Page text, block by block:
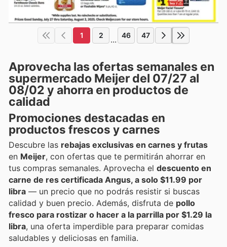
1 2 ... 46 47
Aprovecha las ofertas semanales en
supermercado Meijer del 07/27 al
08/02 y ahorra en productos de
calidad
Promociones destacadas en
productos frescos y carnes
Descubre las rebajas exclusivas en carnes y frutas
en Meijer, con ofertas que te permitirán ahorrar en
tus compras semanales. Aprovecha el descuento en
carne de res certificada Angus, a solo $11.99 por
libra — un precio que no podrás resistir si buscas
calidad y buen precio. Además, disfruta de pollo
fresco para rostizar o hacer a la parrilla por $1.29 la
libra, una oferta imperdible para preparar comidas
saludables y deliciosas en familia.